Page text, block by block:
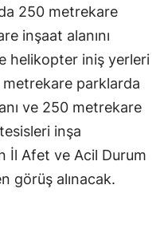
250 metrekare
inşaat alanını
helikopter iniş yerleri
parklarda
ve 250 metrekare
tesisleri inşa
İl Afet ve Acil Durum
görüş alınacak.